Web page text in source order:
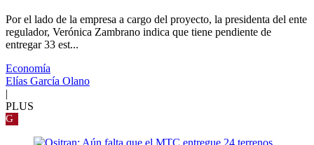
Por el lado de la empresa a cargo del proyecto, la presidenta del ente
regulador, Verónica Zambrano indica que tiene pendiente de
entregar 33 est...
Economía
Elías García Olano
|
PLUS
G